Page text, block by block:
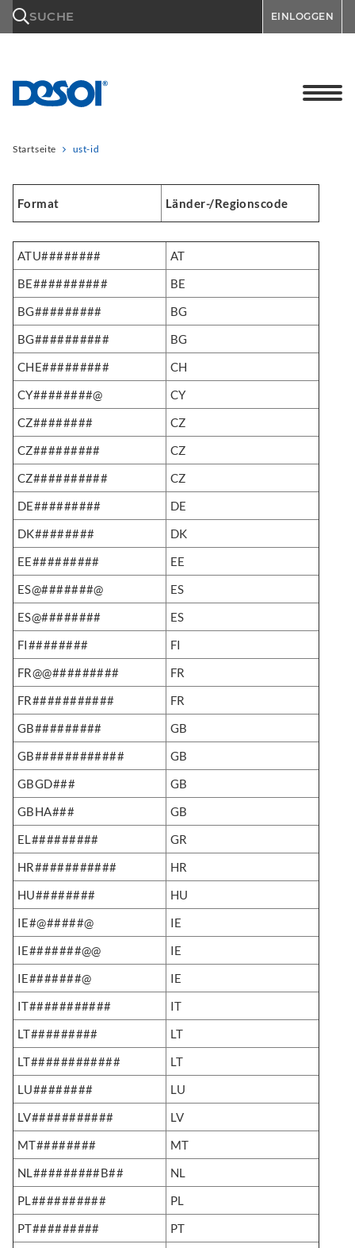
SUCHE EINLOGGEN
Startseite ust-id
Format Länder-/Regionscode
ATU########
AT
BE##########
BE
BG#########
BG
BG##########
BG
CHE#########
CH
CY########@
CY
CZ########
CZ
CZ#########
CZ
CZ##########
CZ
DE#########
DE
DK########
DK
EE#########
EE
ES@#######@
ES
ES@########
ES
FI########
FI
FR@@#########
FR
FR###########
FR
GB#########
GB
GB############
GB
GBGD###
GB
GBHA###
GB
EL#########
GR
HR###########
HR
HU########
HU
IE#@#####@
IE
IE#######@@
IE
IE#######@
IE
IT###########
IT
LT#########
LT
LT############
LT
LU########
LU
LV###########
LV
MT########
MT
NL#########B##
NL
PL##########
PL
PT#########
PT